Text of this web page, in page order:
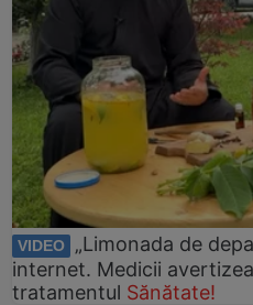
VIDEO
„Limonada de
internet. Medicii
tratamentul Sănătate!